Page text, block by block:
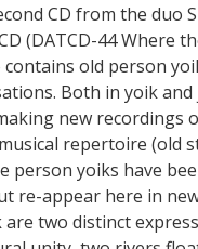
CD from the duo
(DATCD-44 Where
old person
Both in yoik and
new recordings
repertoire (old
person yoiks have
re-appear here in
are two distinct